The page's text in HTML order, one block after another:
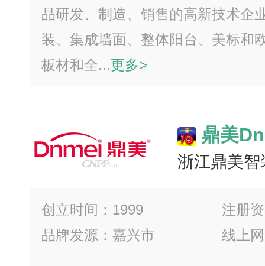
品研发、制造、销售的高新技术企
装、集成墙面、整体阳台、美标和
板材和全...更多>
鼎美
浙江鼎美
创立时间：1999
注册
品牌发源：嘉兴市
线上